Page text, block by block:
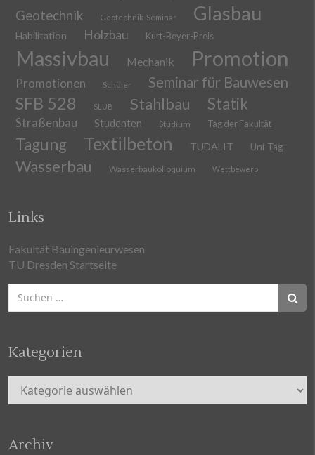
Geotechnik Geotechnik-Seminar Glasbau
Habilitation Holzbau Kurt-Beyer-Preis
Massivbau Mechanik Promotion
Promotionen Schüler Seminar für Bauwesen
SFB 528 SLUB Stahlbau Statik
Straßenbau Studenten Studium Tag der Fakultät
Tagung Textilbeton TUDALIT Uni-Tag
Wasserbau Wasserbaukolloquium Wettbewerb
Links
Fakultät Bauingenieurwesen
TU Dresden Startseite
nach:
Kategorien
Kategorien
Archiv